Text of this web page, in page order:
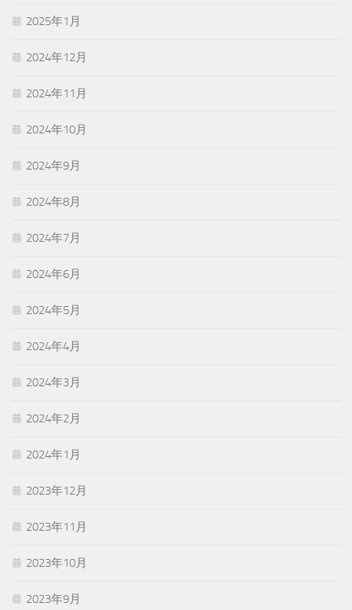
2025年1月
2024年12月
2024年11月
2024年10月
2024年9月
2024年8月
2024年7月
2024年6月
2024年5月
2024年4月
2024年3月
2024年2月
2024年1月
2023年12月
2023年11月
2023年10月
2023年9月